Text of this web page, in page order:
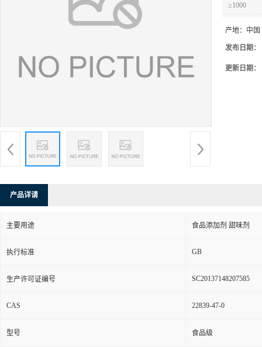
≥1000
产地： 中国
发布日期：
更新日期：
产品详请
主要用途 食品添加剂 甜味剂
执行标准 GB
生产许可证编号 SC20137148207585
CAS 22839-47-0
型号 食品级